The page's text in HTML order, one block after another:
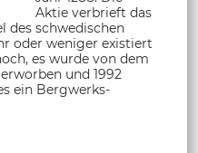
Aktie verbrieft das
des schwedischen
oder weniger existiert
es wurde von dem
und 1992
ein Bergwerks-